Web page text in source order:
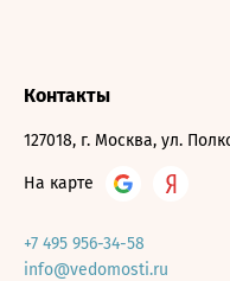
Контакты
127018, г. Москва, ул.
На карте
+7 495 956-34-58
info@vedomosti.ru